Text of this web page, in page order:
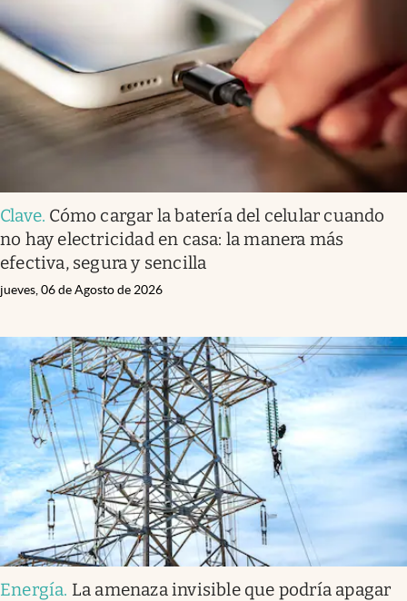
Clase
Clima
Mundial 2026
Eventos Corporativos
Mediakit
abre en nueva pestaña
Argentina
Clave. Cómo cargar la batería del celular cuando
no hay electricidad en casa: la manera más
efectiva, segura y sencilla
jueves, 06 de Agosto de 2026
Energía. La amenaza invisible que podría apagar